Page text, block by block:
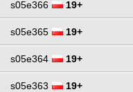
s05e366 19+
s05e365 19+
s05e364 19+
s05e363 19+